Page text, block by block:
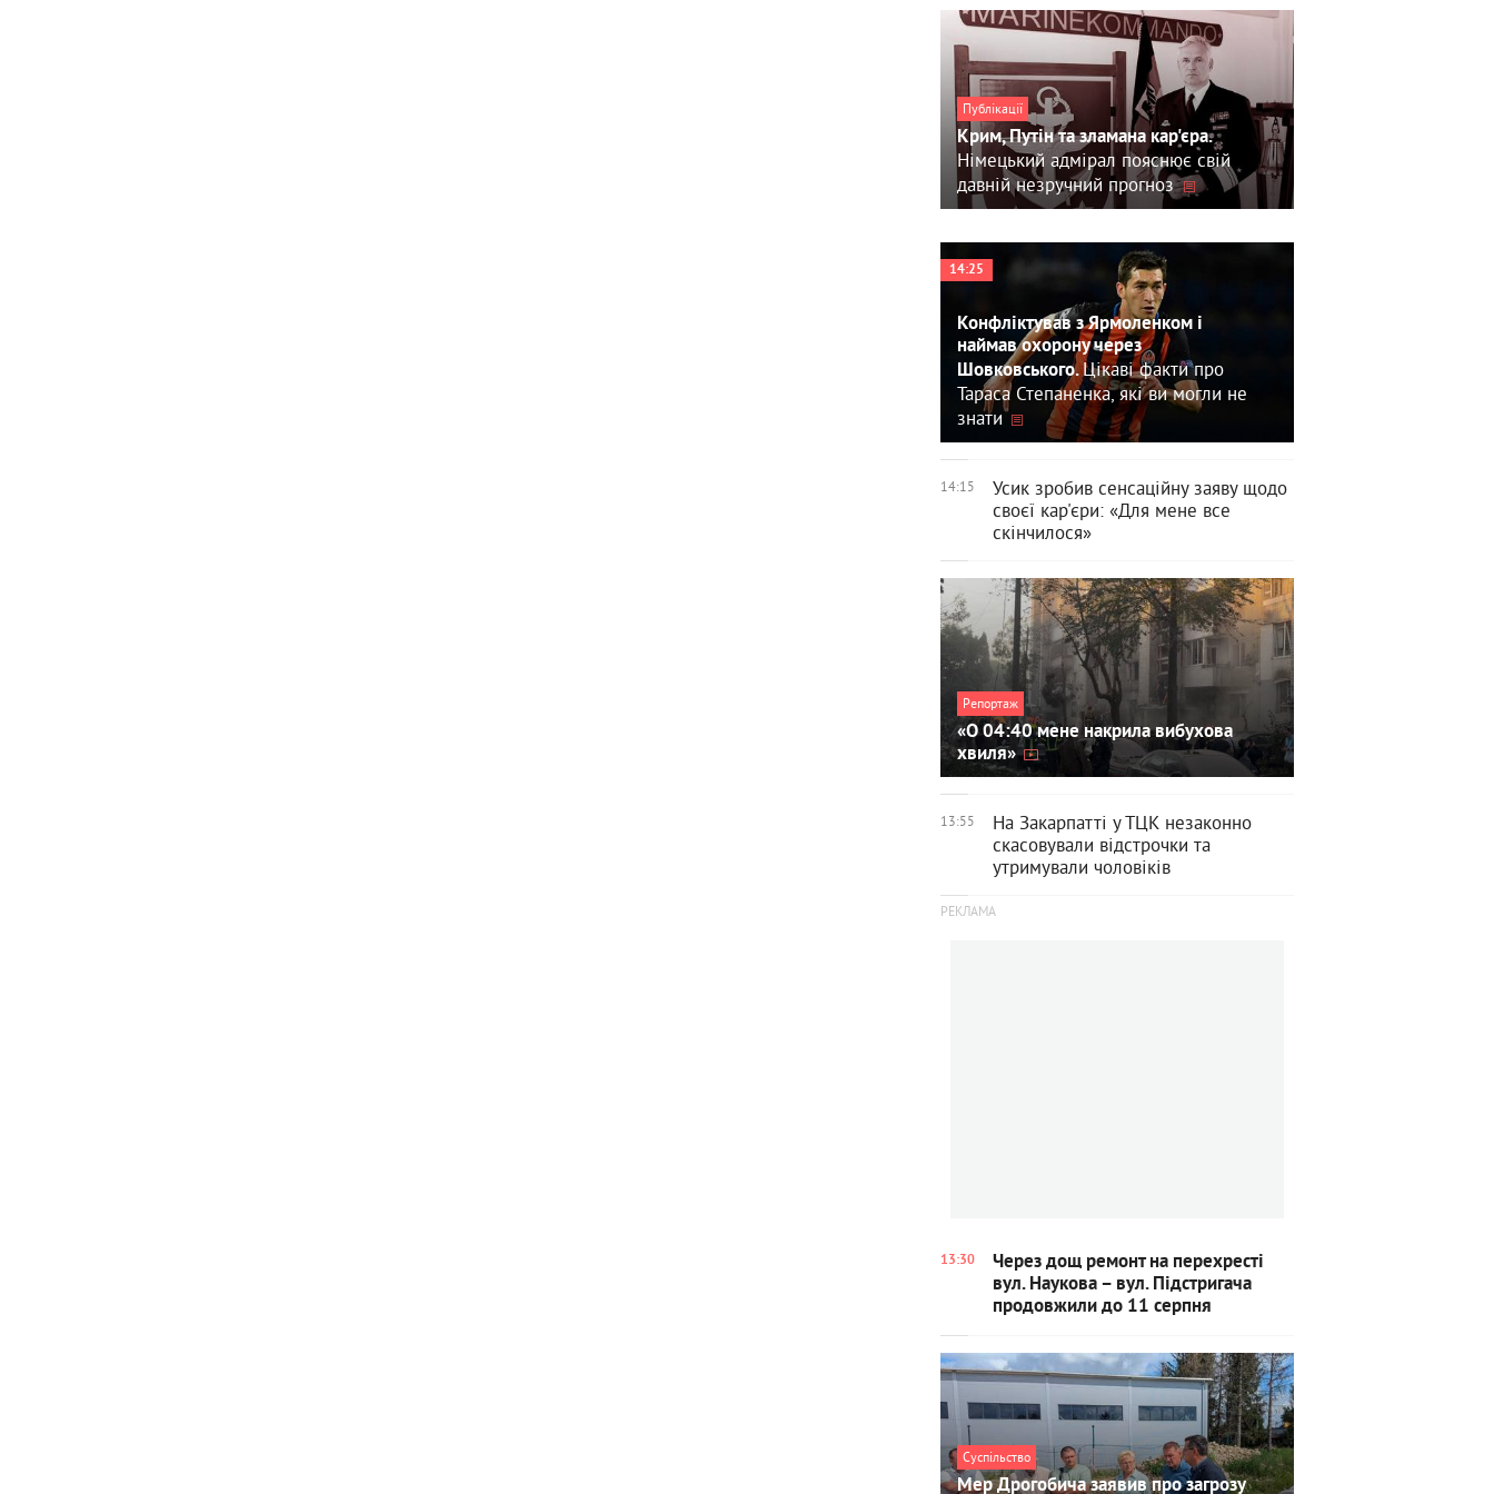
Публікації
Крим, Путін та зламана кар'єра.
Німецький адмірал пояснює свій
давній незручний прогноз
14:25
Конфліктував з Ярмоленком і
наймав охорону через
Шовковського.Цікаві факти про
Тараса Степаненка, які ви могли не
знати
14:15
Усик зробив сенсаційну заяву щодо
своєї кар'єри: «Для мене все
скінчилося»
Репортаж
«О 04:40 мене накрила вибухова
хвиля»
13:55
На Закарпатті у ТЦК незаконно
скасовували відстрочки та
утримували чоловіків
13:30
Через дощ ремонт на перехресті
вул. Наукова – вул. Підстригача
продовжили до 11 серпня
Суспільство
Мер Дрогобича заявив про загрозу